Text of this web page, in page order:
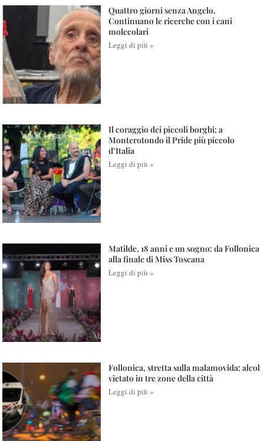
Quattro giorni senza Angelo.
Continuano le ricerche con i cani
molecolari
Leggi di più »
Il coraggio dei piccoli borghi: a
Monterotondo il Pride più piccolo
d’Italia
Leggi di più »
Matilde, 18 anni e un sogno: da Follonica
alla finale di Miss Toscana
Leggi di più »
Follonica, stretta sulla malamovida: alcol
vietato in tre zone della città
Leggi di più »